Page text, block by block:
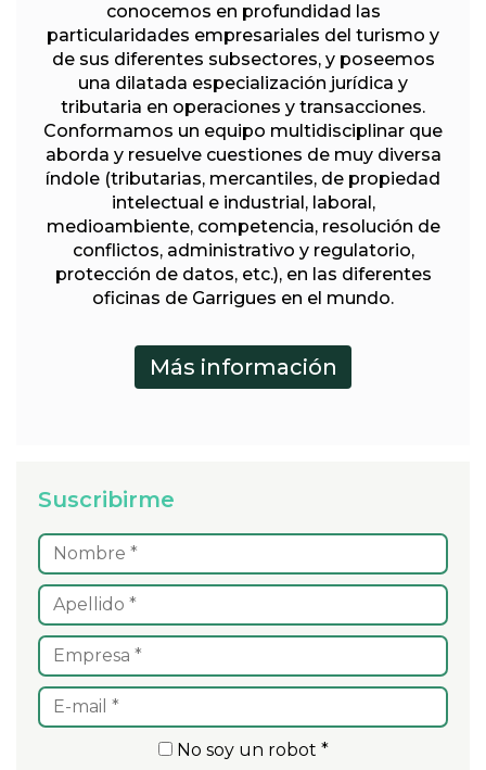
conocemos en profundidad las
particularidades empresariales del turismo y
de sus diferentes subsectores, y poseemos
una dilatada especialización jurídica y
tributaria en operaciones y transacciones.
Conformamos un equipo multidisciplinar que
aborda y resuelve cuestiones de muy diversa
índole (tributarias, mercantiles, de propiedad
intelectual e industrial, laboral,
medioambiente, competencia, resolución de
conflictos, administrativo y regulatorio,
protección de datos, etc.), en las diferentes
oficinas de Garrigues en el mundo.
Suscribirme
No soy un robot *